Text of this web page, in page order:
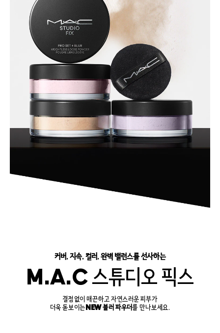
커버. 지속. 컬러. 완벽 밸런스를 선사하는
M.A.C 스튜디오 픽스
결점 없이 매끈하고 자연스러운 피부가
더욱 돋보이는 NEW 블러 파우더를 만나보세요.